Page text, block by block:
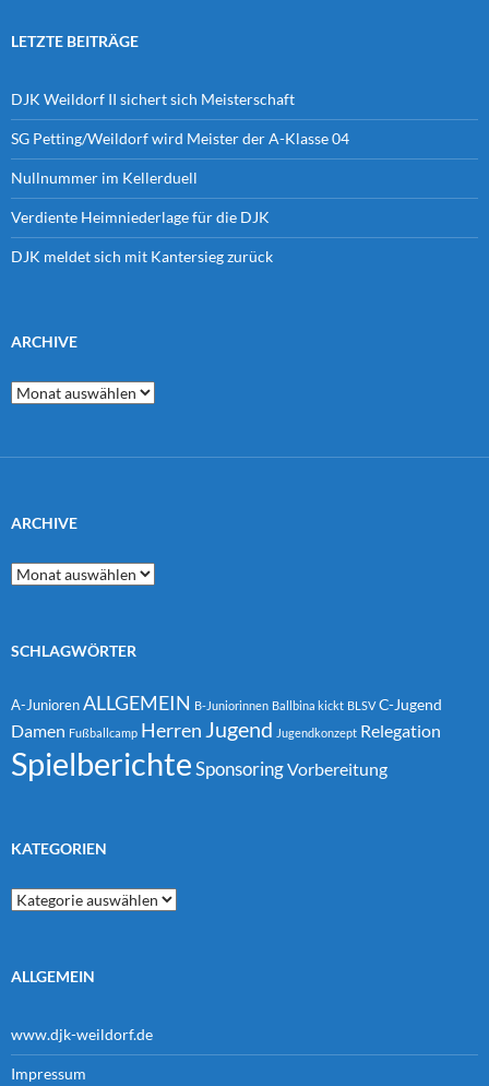
LETZTE BEITRÄGE
DJK Weildorf II sichert sich Meisterschaft
SG Petting/Weildorf wird Meister der A-Klasse 04
Nullnummer im Kellerduell
Verdiente Heimniederlage für die DJK
DJK meldet sich mit Kantersieg zurück
ARCHIVE
Archive
ARCHIVE
Archive
SCHLAGWÖRTER
A-Junioren ALLGEMEIN B-Juniorinnen Ballbina kickt BLSV C-Jugend
Damen Fußballcamp Herren Jugend Jugendkonzept Relegation
SpielberichteSponsoringVorbereitung
KATEGORIEN
Kategorien
ALLGEMEIN
www.djk-weildorf.de
Impressum